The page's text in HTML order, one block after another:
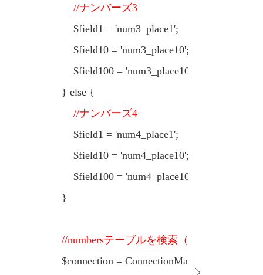
//ナンバーズ3
$field1 = 'num3_place1';
$field10 = 'num3_place10';
$field100 = 'num3_place100';
} else {
//ナンバーズ4
$field1 = 'num4_place1';
$field10 = 'num4_place10';
$field100 = 'num4_place100';
}
//numbersテーブルを検索（一の位）
$connection =